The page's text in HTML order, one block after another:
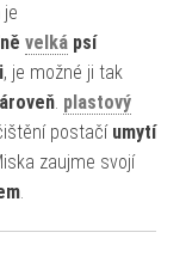
je
velká psí
, je možné ji tak
. plastový
postačí umytí
zaujme svojí
.